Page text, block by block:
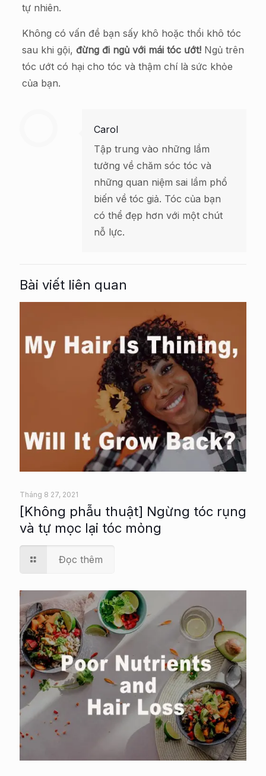
tự nhiên.
Không có vấn đề bạn sấy khô hoặc thổi khô tóc
sau khi gội, đừng đi ngủ với mái tóc ướt!Ngủ trên
tóc ướt có hại cho tóc và thậm chí là sức khỏe
của bạn.
Carol
Tập trung vào những lầm
tưởng về chăm sóc tóc và
những quan niệm sai lầm phổ
biến về tóc giả. Tóc của bạn
có thể đẹp hơn với một chút
nỗ lực.
Bài viết liên quan
Tháng 8 27, 2021
[Không phẫu thuật] Ngừng tóc rụng
và tự mọc lại tóc mỏng
Đọc thêm